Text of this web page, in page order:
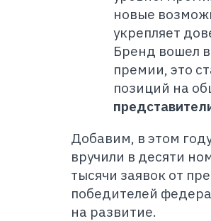
новые
укрепляет
Бренд вошел
премии, это
позиций на
Добавим, в этом
вручили в десяти
тысячи заявок от
победителей
на развитие.